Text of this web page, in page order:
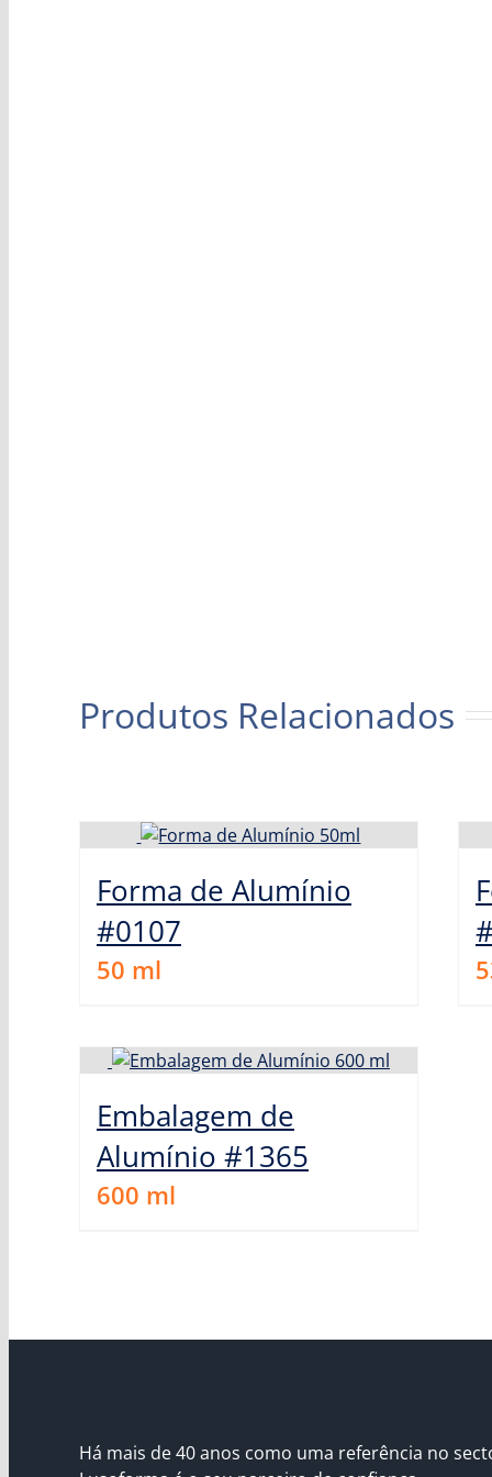
Produtos Relacionados
Forma de Alumínio
#0107
50 ml
Embalagem de
Alumínio #1365
600 ml
Há mais de 40 anos como uma referência no